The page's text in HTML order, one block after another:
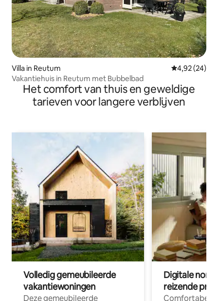
Villa in Reutum Gemiddelde
4,92 (24)
Vakantiehuis in Reutum met Bubbelbad
Het comfort van thuis en geweldige
tarieven voor langere verblijven
Volledig gemeubileerde
vakantiewoningen
Deze gemeubileerde
Digitale
reizende
Comfortabele